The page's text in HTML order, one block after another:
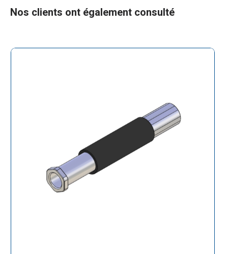
Nos clients ont également consulté